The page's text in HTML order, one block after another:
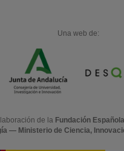
Una web de:
de la Fundación
— Ministerio de Ciencia,